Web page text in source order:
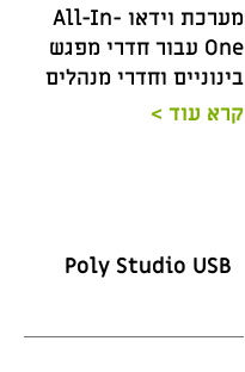
מערכת וידאו All-In-
One עבור חדרי מפגש
בינוניים וחדרי מנהלים
קרא עוד >
Poly Studio USB